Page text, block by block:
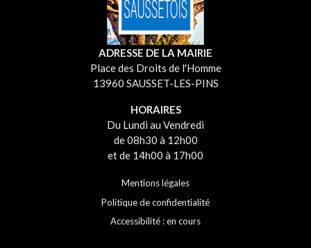
ADRESSE DE LA MAIRIE
Place des Droits de l'Homme
13960 SAUSSET-LES-PINS
HORAIRES
Du Lundi au Vendredi
de 08h30 à 12h00
et de 14h00 à 17h00
Mentions légales
Politique de confidentialité
Accessibilité : en cours